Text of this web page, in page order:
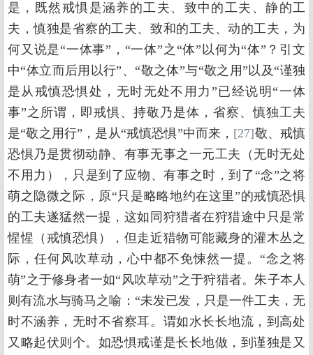
是，既然戒惧是涵养的工夫、致中的工夫、静的工
夫，慎独是省察的工夫、致和的工夫、动的工夫，为
何又说是“一体事”，“一体”之“体”以何为“体”？引文
中“体立而后用以行”、“敬之体”与“敬之用”以及“谨独
是从戒慎恐惧处，无时无处不用力”已经说明“一体
事”之所谓，即戒惧、持敬乃是体，省察、慎独工夫
是“敬之用行”，是从“戒慎恐惧”中而来， [27]敬、戒慎
恐惧乃是贯彻动静、有事无事之一元工夫（无时无处
不用力），只是到了应物、有事之时，到了“念”之将
萌之隐微之际，原“只是略略地约在这里”的戒慎恐惧
的工夫遂猛然一提，这如同狩猎者在狩猎途中只是常
惺惺（戒慎恐惧），但走近猎物可能藏身的灌木丛之
际，任何风吹草动，心中都不免悚然一提。“念之将
萌”之于修身者一如“风吹草动”之于狩猎者。朱子本人
则有流水与骑马之喻：“未发已发，只是一件工夫，无
时不涵养，无时不省察耳。谓如水长长地流，到高处
又略起伏则个。如恐惧戒谨是长长地做，到谨独是又